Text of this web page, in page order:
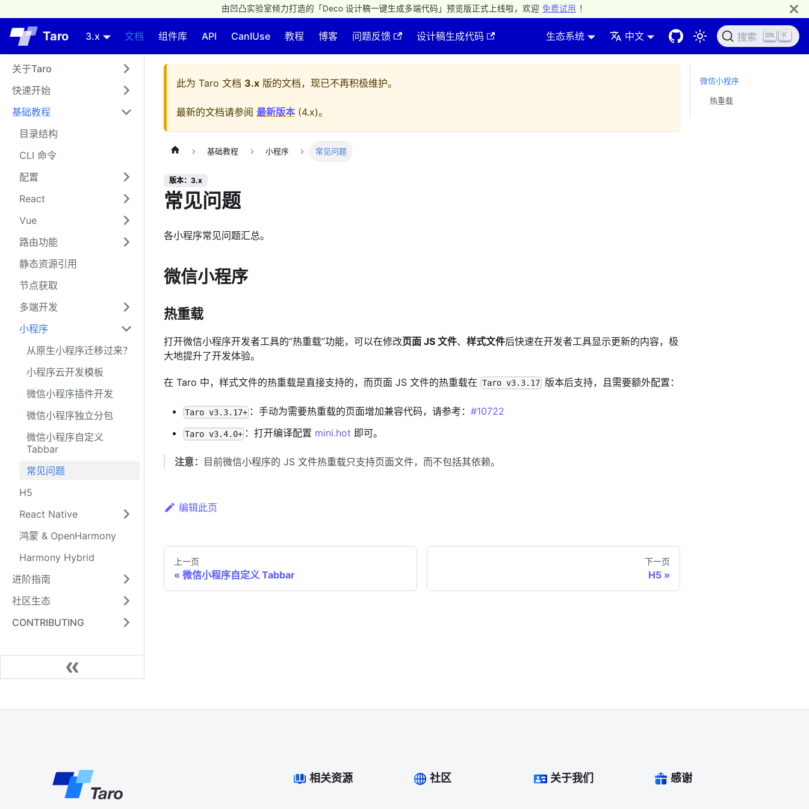
由凹凸实验室倾力打造的「Deco 设计稿一键生成多端代码」预览版正式上线啦，欢迎 免费试用 ！
Taro 3.x 文档 组件库 API CanIUse 教程 博客 问题反馈 设计稿生成代码 生态系统 中文 搜索 K
关于Taro
快速开始
基础教程
目录结构
CLI 命令
配置
React
Vue
路由功能
静态资源引用
节点获取
多端开发
小程序
从原生小程序迁移过来？
小程序云开发模板
微信小程序插件开发
微信小程序独立分包
微信小程序自定义
Tabbar
常见问题
H5
React Native
鸿蒙 & OpenHarmony
Harmony Hybrid
进阶指南
社区生态
CONTRIBUTING
此为 Taro 文档 3.x 版的文档，现已不再积极维护。
最新的文档请参阅 最新版本 (4.x)。
基础教程 小程序 常见问题
版本：3.x
常见问题
各小程序常见问题汇总。
微信小程序
热重载
打开微信小程序开发者工具的“热重载”功能，可以在修改页面 JS 文件、 样式文件后快速在开发者工具显示更新的内容，极
大地提升了开发体验。
在 Taro 中，样式文件的热重载是直接支持的，而页面 JS 文件的热重载在 Taro v3.3.17 版本后支持，且需要额外配置：
Taro v3.3.17+ ：手动为需要热重载的页面增加兼容代码，请参考：#10722
Taro v3.4.0+ ：打开编译配置 mini.hot 即可。
注意： 目前微信小程序的 JS 文件热重载只支持页面文件，而不包括其依赖。
编辑此页
上一页
微信小程序自定义 Tabbar
下一页
H5
微信小程序
热重载
相关资源 社区 关于我们 感谢